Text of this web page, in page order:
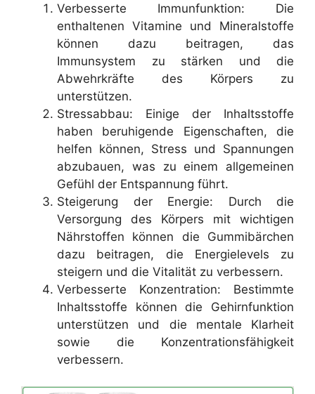
Verbesserte Immunfunktion: Die
enthaltenen Vitamine und Mineralstoffe
können dazu beitragen, das
Immunsystem zu stärken und die
Abwehrkräfte des Körpers zu
unterstützen.
Stressabbau: Einige der Inhaltsstoffe
haben beruhigende Eigenschaften, die
helfen können, Stress und Spannungen
abzubauen, was zu einem allgemeinen
Gefühl der Entspannung führt.
Steigerung der Energie: Durch die
Versorgung des Körpers mit wichtigen
Nährstoffen können die Gummibärchen
dazu beitragen, die Energielevels zu
steigern und die Vitalität zu verbessern.
Verbesserte Konzentration: Bestimmte
Inhaltsstoffe können die Gehirnfunktion
unterstützen und die mentale Klarheit
sowie die Konzentrationsfähigkeit
verbessern.